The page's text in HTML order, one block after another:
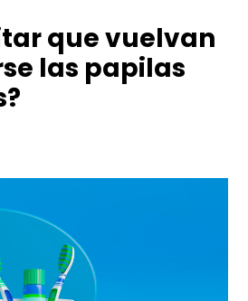
que vuelvan
las papilas